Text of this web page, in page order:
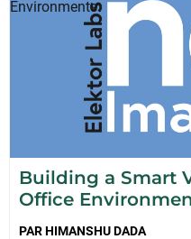
Building a Smart
Office
PARHIMANSHU DADA